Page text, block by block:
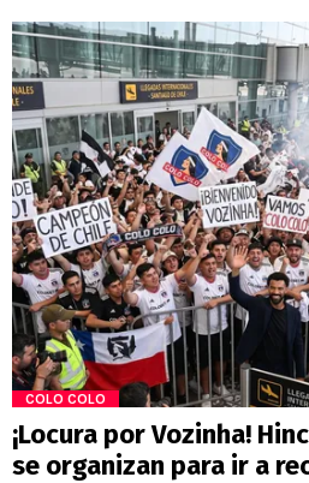
COLO COLO
¡Locura por Vozinha!
se organizan para ir a